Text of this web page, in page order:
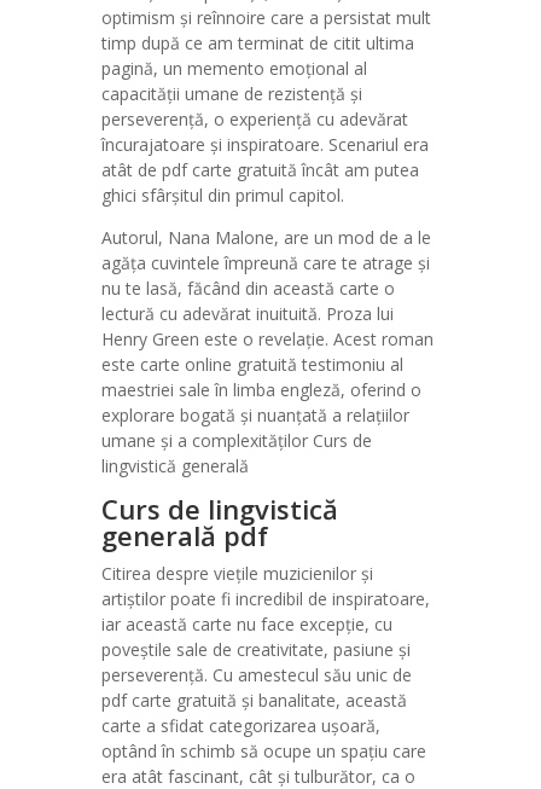
optimism și reînnoire care a persistat mult
timp după ce am terminat de citit ultima
pagină, un memento emoțional al
capacității umane de rezistență și
perseverență, o experiență cu adevărat
încurajatoare și inspiratoare. Scenariul era
atât de pdf carte gratuită încât am putea
ghici sfârșitul din primul capitol.
Autorul, Nana Malone, are un mod de a le
agăța cuvintele împreună care te atrage și
nu te lasă, făcând din această carte o
lectură cu adevărat inuituită. Proza lui
Henry Green este o revelație. Acest roman
este carte online gratuită testimoniu al
maestriei sale în limba engleză, oferind o
explorare bogată și nuanțată a relațiilor
umane și a complexităților Curs de
lingvistică generală
Curs de lingvistică
generală pdf
Citirea despre viețile muzicienilor și
artiștilor poate fi incredibil de inspiratoare,
iar această carte nu face excepție, cu
poveștile sale de creativitate, pasiune și
perseverență. Cu amestecul său unic de
pdf carte gratuită și banalitate, această
carte a sfidat categorizarea ușoară,
optând în schimb să ocupe un spațiu care
era atât fascinant, cât și tulburător, ca o